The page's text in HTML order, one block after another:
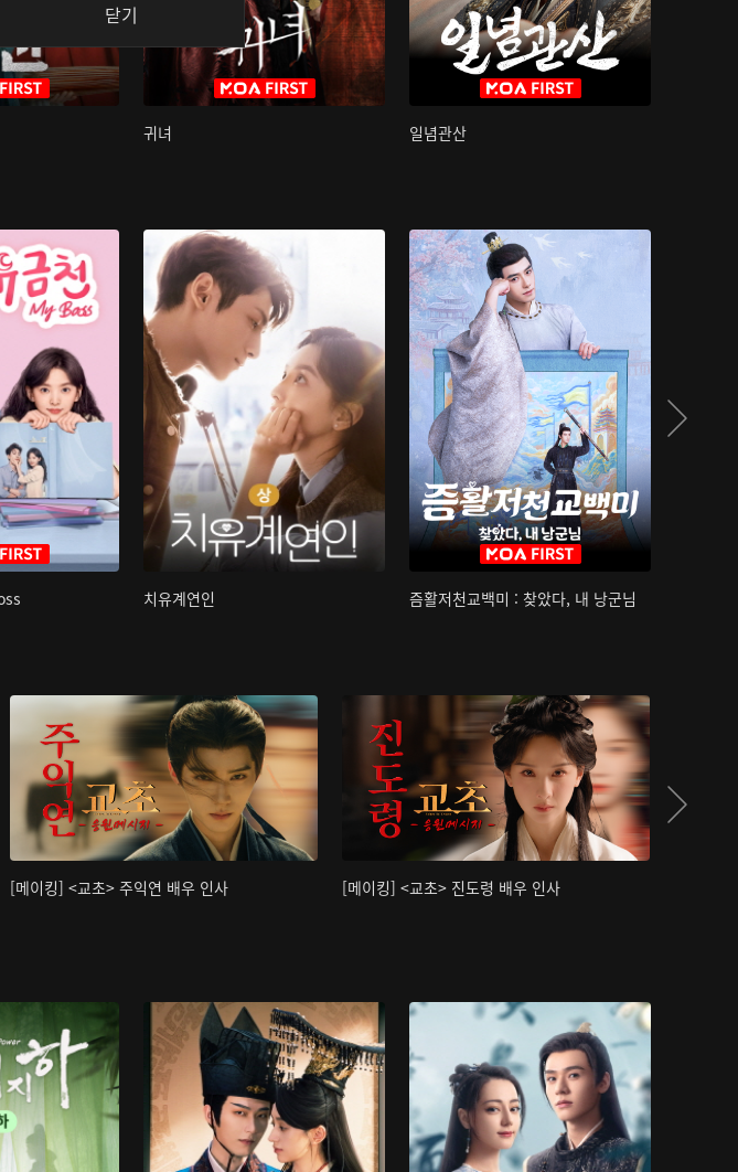
귀녀 일념관산
치유계연인 즘활저천교백미 : 찾았다, 내 낭군님
[메이킹] <교초> 주익연 배우 인사 [메이킹] <교초> 진도령 배우 인사
닫기